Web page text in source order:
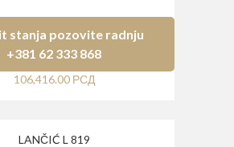
stanja pozovite radnju
+381 62 333 868
106,416.00 РСД
LANČIĆ L 819